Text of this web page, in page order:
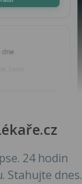
24 hodin
Stahujte dnes.